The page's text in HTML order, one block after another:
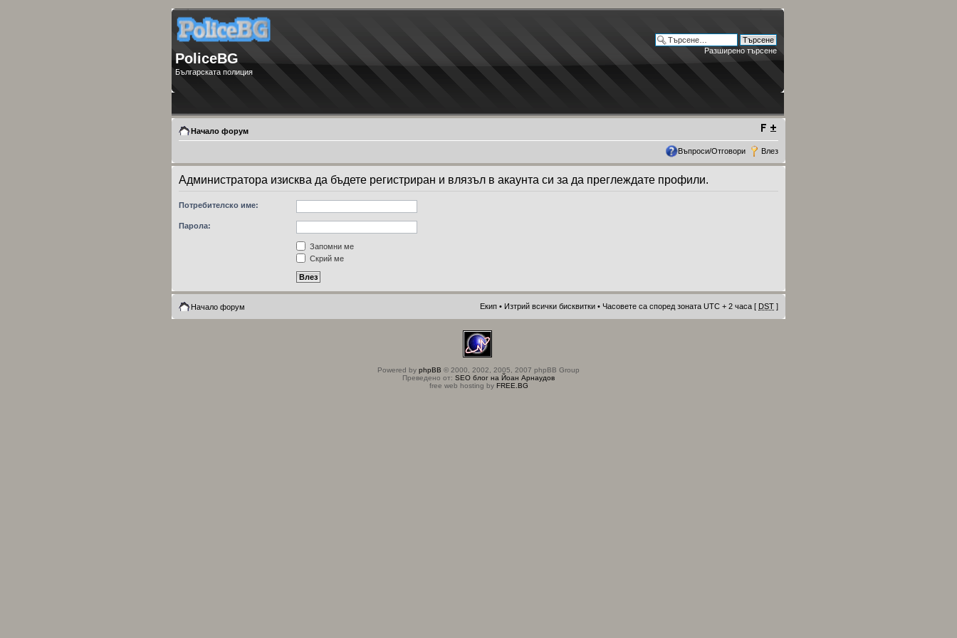
PoliceBG
Българската полиция
Разширено търсене
Начало форум
Въпроси/Отговори Влез
Администратора изисква да бъдете регистриран и влязъл в акаунта си за да преглеждате профили.
Потребителско име:
Парола:
Запомни ме
Скрий ме
Начало форум Екип • Изтрий всички бисквитки • Часовете са според зоната UTC + 2 часа [ DST ]
Powered by phpBB © 2000, 2002, 2005, 2007 phpBB Group
Преведено от: SEO блог на Йоан Арнаудов
free web hosting by FREE.BG